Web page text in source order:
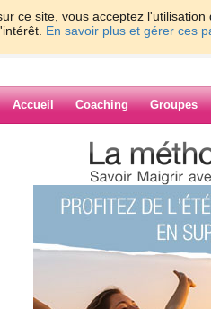
ce site, vous acceptez
En savoir plus et gérer ces
Accueil Coaching Groupes
> > encore
de ascot
encore mieux